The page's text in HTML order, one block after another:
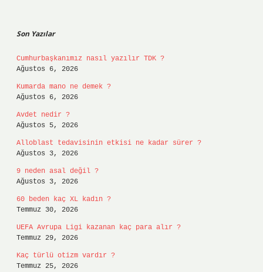
Son Yazılar
Cumhurbaşkanımız nasıl yazılır TDK ?
Ağustos 6, 2026
Kumarda mano ne demek ?
Ağustos 6, 2026
Avdet nedir ?
Ağustos 5, 2026
Alloblast tedavisinin etkisi ne kadar sürer ?
Ağustos 3, 2026
9 neden asal değil ?
Ağustos 3, 2026
60 beden kaç XL kadın ?
Temmuz 30, 2026
UEFA Avrupa Ligi kazanan kaç para alır ?
Temmuz 29, 2026
Kaç türlü otizm vardır ?
Temmuz 25, 2026